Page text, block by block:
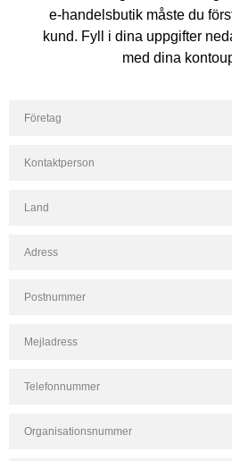
e-handelsbutik måste du
kund. Fyll i dina uppgifter
med dina